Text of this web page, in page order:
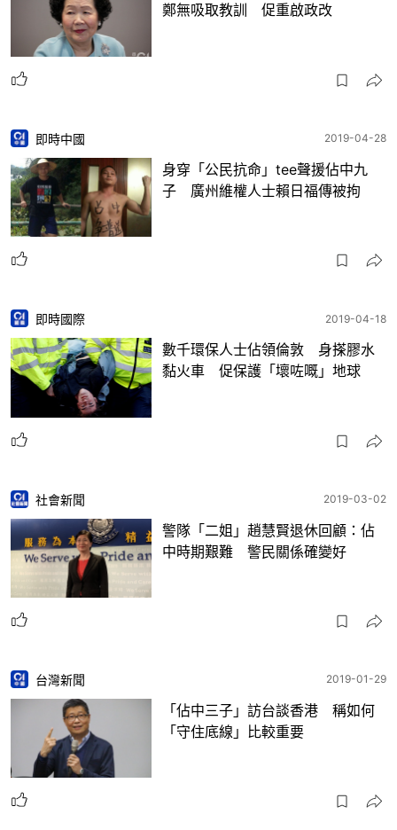
鄭無吸取教訓 促重啟政改
即時中國 2019-04-28
身穿「公民抗命」tee聲援佔中九
子 廣州維權人士賴日福傳被拘
即時國際 2019-04-18
數千環保人士佔領倫敦 身搽膠水
黏火車 促保護「壞咗嘅」地球
社會新聞 2019-03-02
警隊「二姐」趙慧賢退休回顧：佔
中時期艱難 警民關係確變好
台灣新聞 2019-01-29
「佔中三子」訪台談香港 稱如何
「守住底線」比較重要